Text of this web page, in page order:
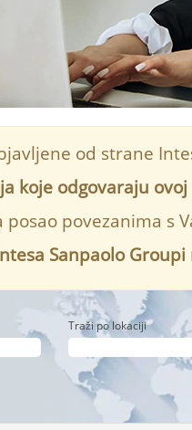
od strane
koje odgovaraju
povezanima s
Sanpaolo
Traži po lokaciji